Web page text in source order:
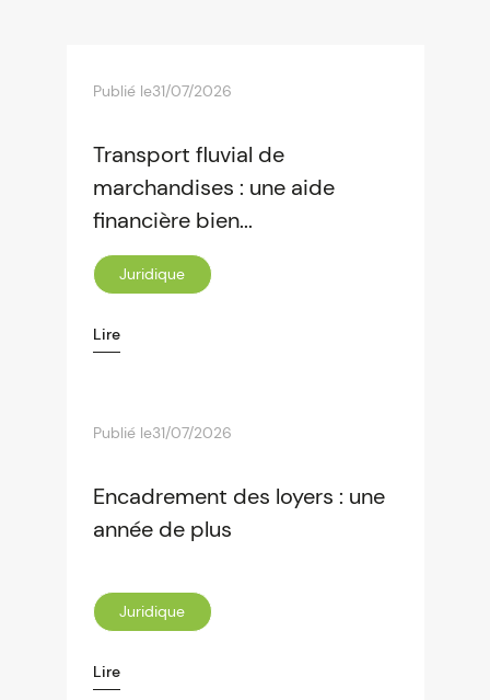
Publié le31/07/2026
Transport fluvial de
marchandises : une aide
financière bien...
Juridique
Lire
Publié le31/07/2026
Encadrement des loyers : une
année de plus
Juridique
Lire